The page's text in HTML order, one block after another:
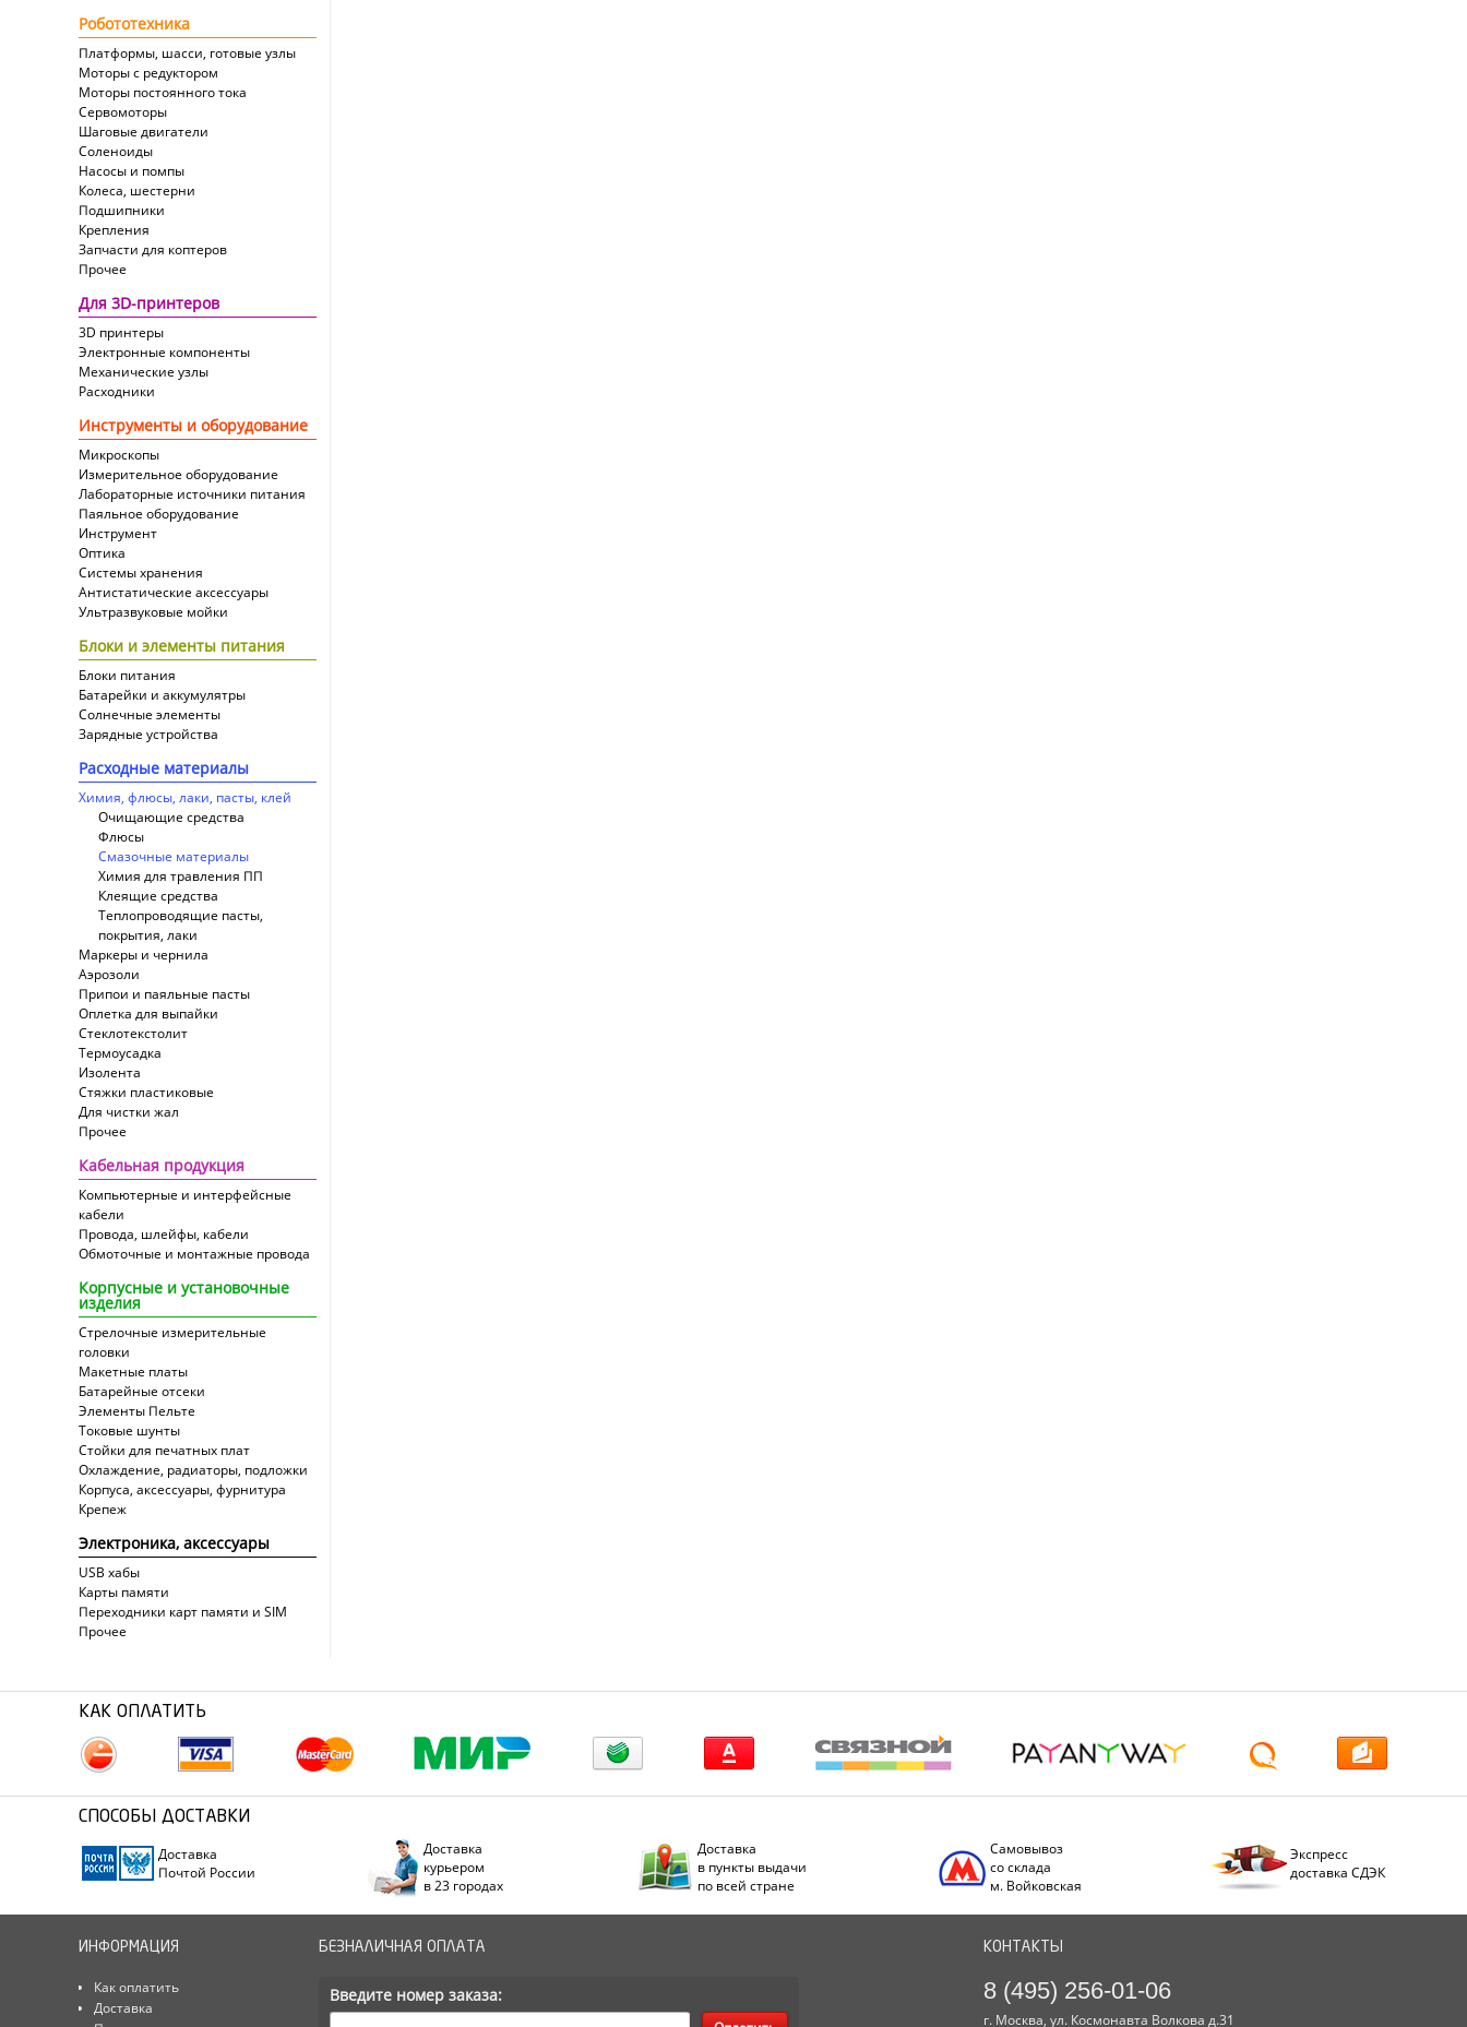
Робототехника
Платформы, шасси, готовые узлы
Моторы с редуктором
Моторы постоянного тока
Сервомоторы
Шаговые двигатели
Соленоиды
Насосы и помпы
Колеса, шестерни
Подшипники
Крепления
Запчасти для коптеров
Прочее
Для 3D-принтеров
3D принтеры
Электронные компоненты
Механические узлы
Расходники
Инструменты и оборудование
Микроскопы
Измерительное оборудование
Лабораторные источники питания
Паяльное оборудование
Инструмент
Оптика
Системы хранения
Антистатические аксессуары
Ультразвуковые мойки
Блоки и элементы питания
Блоки питания
Батарейки и аккумулятры
Солнечные элементы
Зарядные устройства
Расходные материалы
Химия, флюсы, лаки, пасты, клей
Очищающие средства
Флюсы
Смазочные материалы
Химия для травления ПП
Клеящие средства
Теплопроводящие пасты,
покрытия, лаки
Маркеры и чернила
Аэрозоли
Припои и паяльные пасты
Оплетка для выпайки
Cтеклотекстолит
Термоусадка
Изолента
Стяжки пластиковые
Для чистки жал
Прочее
Кабельная продукция
Компьютерные и интерфейсные
кабели
Провода, шлейфы, кабели
Обмоточные и монтажные провода
Корпусные и установочные
изделия
Стрелочные измерительные
головки
Макетные платы
Батарейные отсеки
Элементы Пельте
Токовые шунты
Стойки для печатных плат
Охлаждение, радиаторы, подложки
Корпуса, аксессуары, фурнитура
Крепеж
Электроника, аксессуары
USB хабы
Карты памяти
Переходники карт памяти и SIM
Прочее
КАК ОПЛАТИТЬ
СПОСОБЫ ДОСТАВКИ
Доставка
Почтой России
Доставка
курьером
в 23 городах
Доставка
в пункты выдачи
по всей стране
Самовывоз
со склада
м. Войковская
Экспресс
доставка СДЭК
ИНФОРМАЦИЯ
Как оплатить
Доставка
БЕЗНАЛИЧНАЯ ОПЛАТА
Введите номер заказа:
КОНТАКТЫ
8 (495) 256-01-06
г. Москва, ул. Космонавта Волкова д.31